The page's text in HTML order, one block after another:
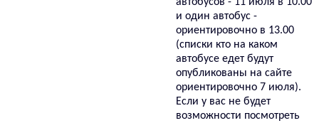
и один автобус -
ориентировочно в 13.00
(списки кто на каком
автобусе едет будут
опубликованы на сайте
ориентировочно 7 июля).
Если у вас не будет
возможности посмотреть